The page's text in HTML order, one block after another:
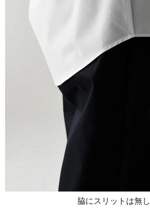
脇にスリットは無し